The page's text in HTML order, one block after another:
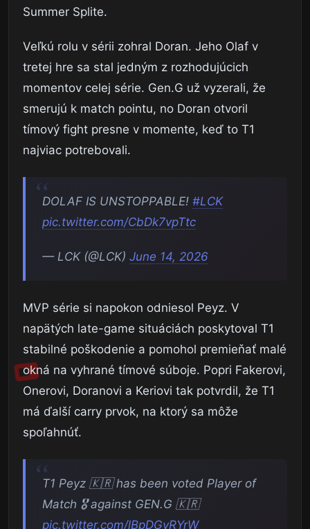
Summer Splite.
Veľkú rolu v sérii zohral Doran. Jeho Olaf v
tretej hre sa stal jedným z rozhodujúcich
momentov celej série. Gen.G už vyzerali, že
smerujú k match pointu, no Doran otvoril
tímový fight presne v momente, keď to T1
najviac potrebovali.
DOLAF IS UNSTOPPABLE! #LCK
pic.twitter.com/CbDk7vpTtc
— LCK (@LCK) June 14, 2026
MVP série si napokon odniesol Peyz. V
napätých late-game situáciách poskytoval T1
stabilné poškodenie a pomohol premieňať malé
okná na vyhrané tímové súboje. Popri Fakerovi,
Onerovi, Doranovi a Keriovi tak potvrdil, že T1
má ďalší carry prvok, na ktorý sa môže
spoľahnúť.
T1 Peyz 🇰🇷 has been voted Player of
Match 🎖️ against GEN.G 🇰🇷
pic.twitter.com/lBpDGyRYrW